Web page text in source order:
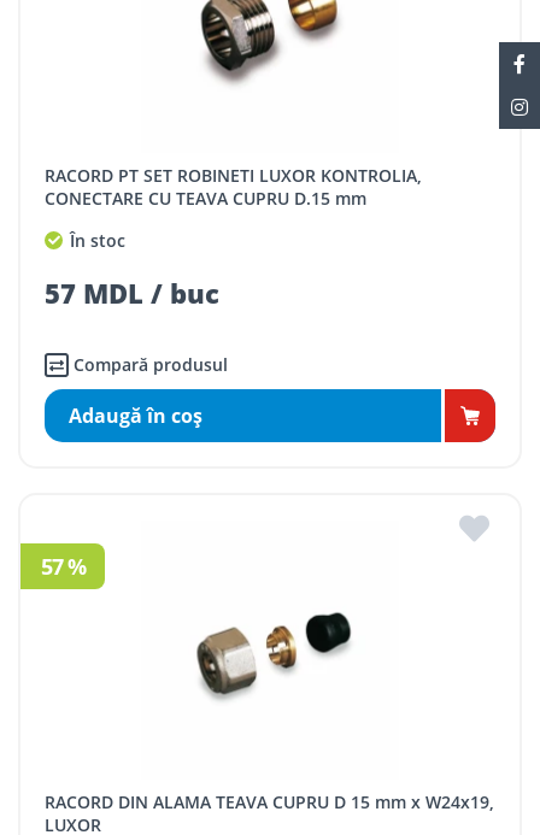
RACORD PT SET ROBINETI LUXOR KONTROLIA,
CONECTARE CU TEAVA CUPRU D.15 mm
În stoc
57 MDL / buc
Compară produsul
Adaugă în coş
RACORD DIN ALAMA TEAVA CUPRU D 15 mm x W24x19,
LUXOR
57 %